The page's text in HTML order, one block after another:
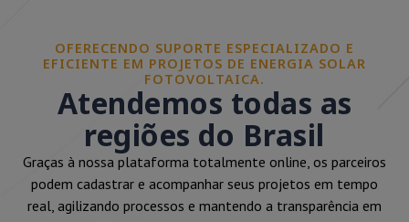
OFERECENDO SUPORTE ESPECIALIZADO E
EFICIENTE EM PROJETOS DE ENERGIA SOLAR
FOTOVOLTAICA.
Atendemos todas as
regiões do Brasil
Graças à nossa plataforma totalmente online, os parceiros
podem cadastrar e acompanhar seus projetos em tempo
real, agilizando processos e mantendo a transparência em